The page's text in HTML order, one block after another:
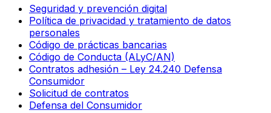
Seguridad y prevención digital
Política de privacidad y tratamiento de datos
personales
Código de prácticas bancarias
Código de Conducta (ALyC/AN)
Contratos adhesión – Ley 24.240 Defensa
Consumidor
Solicitud de contratos
Defensa del Consumidor